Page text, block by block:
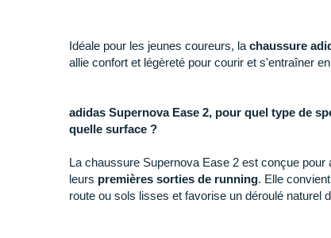
Idéale pour les jeunes coureurs, la chaussure
allie confort et légèreté pour courir et s'entraîner
adidas Supernova Ease 2, pour quel type de
quelle surface ?
La chaussure Supernova Ease 2 est conçue
leurs premières sorties de running. Elle
route ou sols lisses et favorise un déroulé naturel